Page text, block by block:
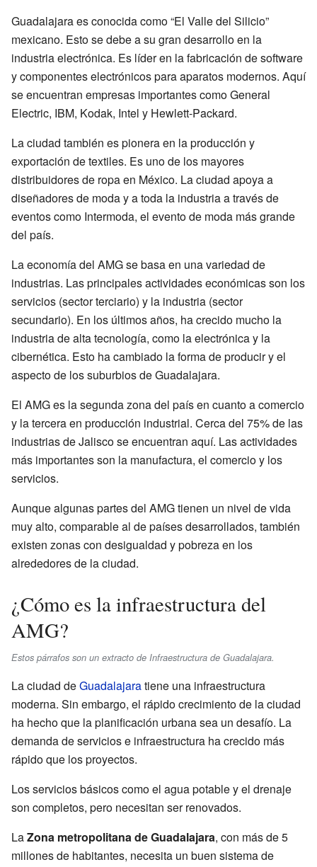
Guadalajara es conocida como “El Valle del Silicio”
mexicano. Esto se debe a su gran desarrollo en la
industria electrónica. Es líder en la fabricación de software
y componentes electrónicos para aparatos modernos. Aquí
se encuentran empresas importantes como General
Electric, IBM, Kodak, Intel y Hewlett-Packard.
La ciudad también es pionera en la producción y
exportación de textiles. Es uno de los mayores
distribuidores de ropa en México. La ciudad apoya a
diseñadores de moda y a toda la industria a través de
eventos como Intermoda, el evento de moda más grande
del país.
La economía del AMG se basa en una variedad de
industrias. Las principales actividades económicas son los
servicios (sector terciario) y la industria (sector
secundario). En los últimos años, ha crecido mucho la
industria de alta tecnología, como la electrónica y la
cibernética. Esto ha cambiado la forma de producir y el
aspecto de los suburbios de Guadalajara.
El AMG es la segunda zona del país en cuanto a comercio
y la tercera en producción industrial. Cerca del 75% de las
industrias de Jalisco se encuentran aquí. Las actividades
más importantes son la manufactura, el comercio y los
servicios.
Aunque algunas partes del AMG tienen un nivel de vida
muy alto, comparable al de países desarrollados, también
existen zonas con desigualdad y pobreza en los
alrededores de la ciudad.
¿Cómo es la infraestructura del
AMG?
Estos párrafos son un extracto de Infraestructura de Guadalajara.
La ciudad deGuadalajaratiene una infraestructura
moderna. Sin embargo, el rápido crecimiento de la ciudad
ha hecho que la planificación urbana sea un desafío. La
demanda de servicios e infraestructura ha crecido más
rápido que los proyectos.
Los servicios básicos como el agua potable y el drenaje
son completos, pero necesitan ser renovados.
LaZona metropolitana de Guadalajara, con más de 5
millones de habitantes, necesita un buen sistema de